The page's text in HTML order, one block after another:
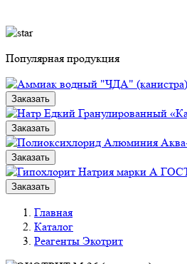
Популярная продукция
Заказать
Заказать
Заказать
Заказать
Главная
Каталог
Реагенты Экотрит